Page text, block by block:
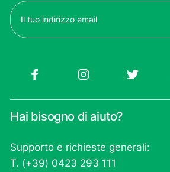
Email
(Obbligatorio)
Hai bisogno di aiuto?
Supporto e richieste generali:
T. (+39) 0423 293 111